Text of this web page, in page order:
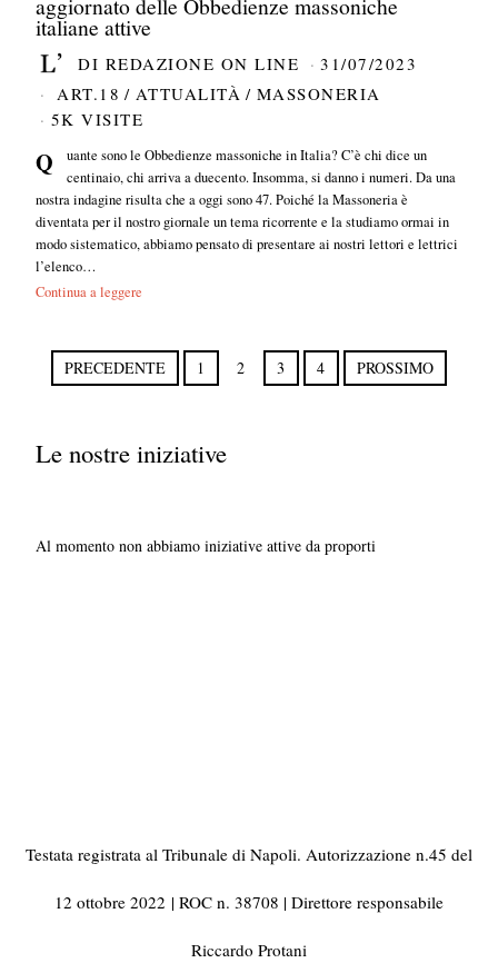
aggiornato delle Obbedienze massoniche
italiane attive
DI REDAZIONE ON LINE
31/07/2023
ART.18 / ATTUALITÀ / MASSONERIA
5K VISITE
Quante sono le Obbedienze massoniche in Italia? C’è chi dice un
centinaio, chi arriva a duecento. Insomma, si danno i numeri. Da una
nostra indagine risulta che a oggi sono 47. Poiché la Massoneria è
diventata per il nostro giornale un tema ricorrente e la studiamo ormai in
modo sistematico, abbiamo pensato di presentare ai nostri lettori e lettrici
l’elenco…
Continua a leggere
PRECEDENTE 1 2 3 4 PROSSIMO
Le nostre iniziative
Al momento non abbiamo iniziative attive da proporti
Testata registrata al Tribunale di Napoli. Autorizzazione n.45 del
12 ottobre 2022 | ROC n. 38708 | Direttore responsabile
Riccardo Protani